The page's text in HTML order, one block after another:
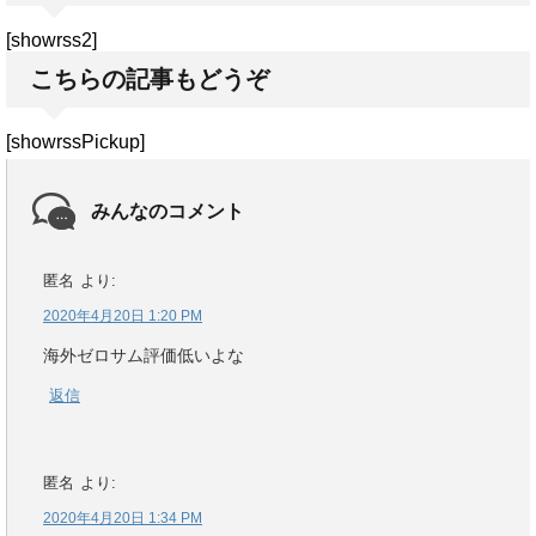
[showrss2]
こちらの記事もどうぞ
[showrssPickup]
みんなのコメント
匿名 より:
2020年4月20日 1:20 PM
海外ゼロサム評価低いよな
返信
匿名 より:
2020年4月20日 1:34 PM